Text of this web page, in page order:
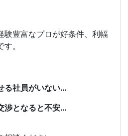
験豊富なプロが好条件、利幅
。
る社員がいない…
渉となると不安…